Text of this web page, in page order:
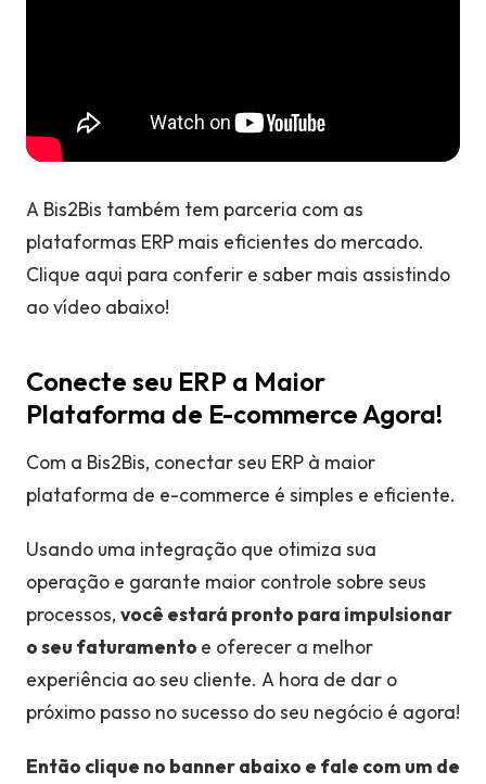
A Bis2Bis também tem parceria com as
plataformas ERP mais eficientes do mercado.
Clique aqui para conferir e saber mais assistindo
ao vídeo abaixo!
Conecte seu ERP a Maior
Plataforma de E-commerce Agora!
Com a Bis2Bis, conectar seu ERP à maior
plataforma de e-commerce é simples e eficiente.
Usando uma integração que otimiza sua
operação e garante maior controle sobre seus
processos, você estará pronto para impulsionar
o seu faturamento e oferecer a melhor
experiência ao seu cliente. A hora de dar o
próximo passo no sucesso do seu negócio é agora!
Então clique no banner abaixo e fale com um de